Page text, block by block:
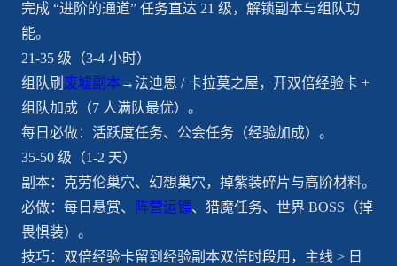
完成 “进阶的通道” 任务直达 21 级，解锁副本与组队功
能。
21-35 级（3-4 小时）
组队刷 废墟副本 →法迪恩 / 卡拉莫之屋，开双倍经验卡 +
组队加成（7 人满队最优）。
每日必做：活跃度任务、公会任务（经验加成）。
35-50 级（1-2 天）
副本：克劳伦巢穴、幻想巢穴，掉紫装碎片与高阶材料。
必做：每日悬赏、
阵营运镖、猎魔任务、世界 BOSS（掉
畏惧装）。
技巧：双倍经验卡留到经验副本双倍时段用，主线 > 日